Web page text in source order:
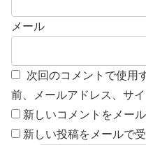
メール
次回のコメントで使用
前、メールアドレス、サイ
新しいコメントをメー
新しい投稿をメールで